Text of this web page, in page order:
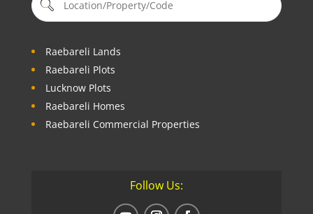
Raebareli Lands
Raebareli Plots
Lucknow Plots
Raebareli Homes
Raebareli Commercial Properties
Follow Us: